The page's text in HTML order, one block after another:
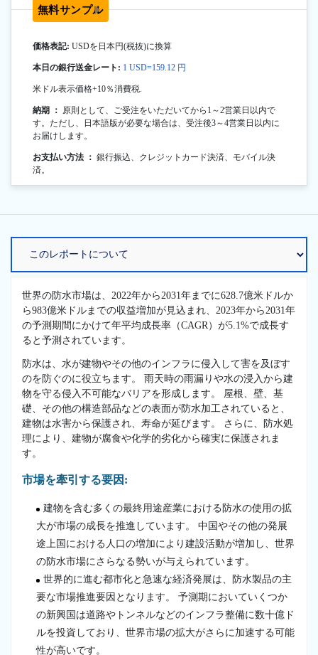
無料サンプル
価格表記: USDを日本円(税抜)に換算
本日の銀行送金レート: 1 USD=159.12 円
米ドル表示価格+10％消費税.
納期 ： 原則として、ご受注をいただいてから1～2営業日以内で
す。ただし、日本語版が必要な場合は、受注後3～4営業日以内に
お届けします。
お支払い方法 ： 銀行振込、クレジットカード決済、モバイル決
済。
世界の防水市場は、2022年から2031年までに628.7億米ドルか
ら983億米ドルまでの収益増加が見込まれ、2023年から2031年
の予測期間にかけて年平均成長率（CAGR）が5.1%で成長す
ると予測されています。
防水は、水が建物やその他のインフラに侵入して害を及ぼす
のを防ぐのに役立ちます。 雨天時の雨漏りや水の浸入から建
物を守る侵入不可能なバリアを形成します。 屋根、壁、基
礎、その他の構造部品などの表面が防水加工されていると、
建物は水害から保護され、寿命が延びます。 さらに、防水処
理により、建物が腐食や化学的劣化から確実に保護されま
す。
市場を牽引する要因:
建物を含む多くの最終用途産業における防水の使用の拡
大が市場の成長を推進しています。 中国やその他の発展
途上国における人口の増加により建設活動が増加し、世界
の防水市場にさらなる勢いが与えられています。
世界的に進む都市化と急速な経済発展は、防水製品の主
要な市場推進要因となります。 予測期においていくつか
の新興国は道路やトンネルなどのインフラ整備に数十億ド
ルを投資しており、世界市場の拡大がさらに加速する可能
性が高いです。